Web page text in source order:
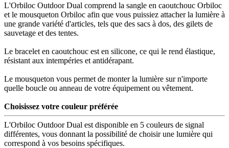
L'Orbiloc Outdoor Dual comprend la sangle en caoutchouc Orbiloc
et le mousqueton Orbiloc afin que vous puissiez attacher la lumière à
une grande variété d'articles, tels que des sacs à dos, des gilets de
sauvetage et des tentes.
Le bracelet en caoutchouc est en silicone, ce qui le rend élastique,
résistant aux intempéries et antidérapant.
Le mousqueton vous permet de monter la lumière sur n'importe
quelle boucle ou anneau de votre équipement ou vêtement.
Choisissez votre couleur préférée
L'Orbiloc Outdoor Dual est disponible en 5 couleurs de signal
différentes, vous donnant la possibilité de choisir une lumière qui
correspond à vos besoins spécifiques.